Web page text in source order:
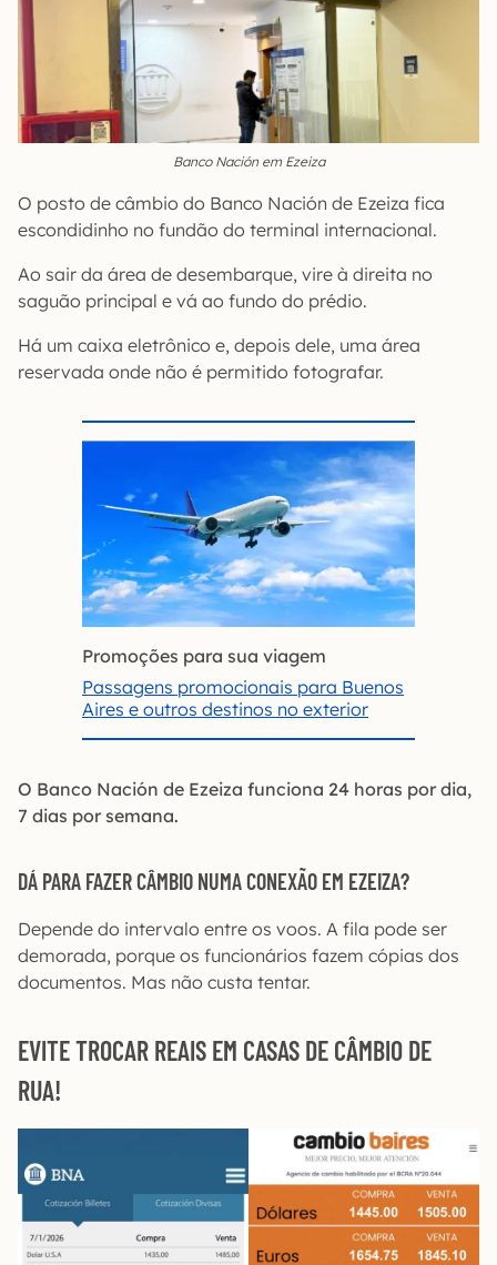
Banco Nación em Ezeiza
O posto de câmbio do Banco Nación de Ezeiza fica
escondidinho no fundão do terminal internacional.
Ao sair da área de desembarque, vire à direita no
saguão principal e vá ao fundo do prédio.
Há um caixa eletrônico e, depois dele, uma área
reservada onde não é permitido fotografar.
Promoções para sua viagem
Passagens promocionais para Buenos
Aires e outros destinos no exterior
O Banco Nación de Ezeiza funciona 24 horas por dia,
7 dias por semana.
DÁ PARA FAZER CÂMBIO NUMA CONEXÃO EM EZEIZA?
Depende do intervalo entre os voos. A fila pode ser
demorada, porque os funcionários fazem cópias dos
documentos. Mas não custa tentar.
EVITE TROCAR REAIS EM CASAS DE CÂMBIO DE
RUA!